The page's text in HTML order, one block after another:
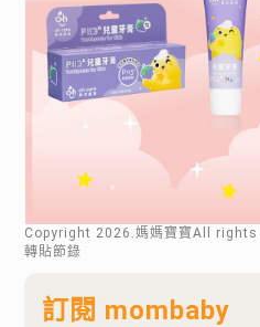
Copyright 2026 .媽媽寶寶All rights
轉貼節錄
訂閱 mombaby